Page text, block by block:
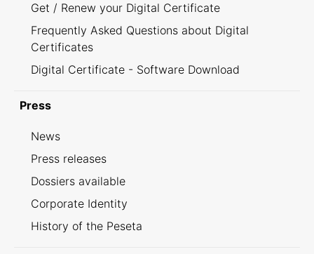
Get / Renew your Digital Certificate
Frequently Asked Questions about Digital
Certificates
Digital Certificate - Software Download
Press
News
Press releases
Dossiers available
Corporate Identity
History of the Peseta